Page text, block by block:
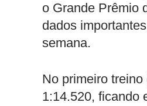
o Grande Prêmio
dados
semana.
No primeiro treino
1:14.520, ficando